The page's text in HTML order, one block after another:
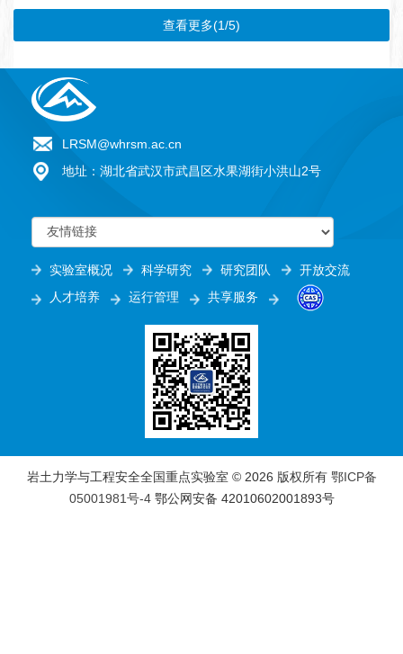
查看更多(1/5)
LRSM@whrsm.ac.cn
地址：湖北省武汉市武昌区水果湖街小洪山2号
实验室概况 科学研究 研究团队
开放交流
人才培养
运行管理 共享服务
岩土力学与工程安全全国重点实验室 © 2026 版权所有 鄂ICP备
05001981号-4鄂公网安备 42010602001893号